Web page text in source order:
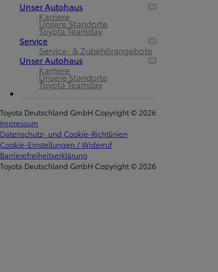
Unser Autohaus
Karriere
Unsere Standorte
Toyota Teamday
Service
Service- & Zubehörangebote
Unser Autohaus
Karriere
Unsere Standorte
Toyota Teamday
Toyota Deutschland GmbH Copyright © 2026
Impressum
Datenschutz- und Cookie-Richtlinien
Cookie-Einstellungen / Widerruf
Barrierefreiheitserklärung
Toyota Deutschland GmbH Copyright © 2026